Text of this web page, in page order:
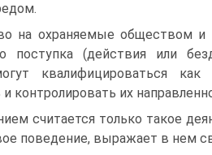
на охраняемые обществом
поступка (действия или
квалифицироваться
контролировать их
считается только такое
поведение, выражает в нем